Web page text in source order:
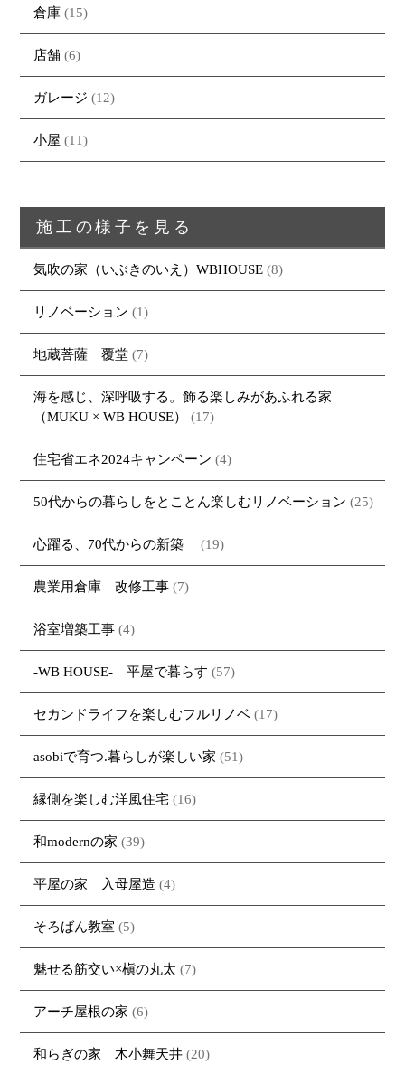
倉庫 (15)
店舗 (6)
ガレージ (12)
小屋 (11)
施工の様子を見る
気吹の家（いぶきのいえ）WBHOUSE (8)
リノベーション (1)
地蔵菩薩 覆堂 (7)
海を感じ、深呼吸する。飾る楽しみがあふれる家
（MUKU × WB HOUSE）
(17)
住宅省エネ2024キャンペーン (4)
50代からの暮らしをとことん楽しむリノベーション (25)
心躍る、70代からの新築 (19)
農業用倉庫 改修工事 (7)
浴室増築工事 (4)
-WB HOUSE- 平屋で暮らす (57)
セカンドライフを楽しむフルリノベ (17)
asobiで育つ.暮らしが楽しい家 (51)
縁側を楽しむ洋風住宅 (16)
和modernの家 (39)
平屋の家 入母屋造 (4)
そろばん教室 (5)
魅せる筋交い×槇の丸太 (7)
アーチ屋根の家 (6)
和らぎの家 木小舞天井 (20)
トップページ
ブログ
大工紹介
会社案内
採用情報
お問い合わせ
商品紹介
・MUKU
・MARUTA
ORDER
・REFORM
・MARUTAの家一覧
ORDERの家一覧
・REFORMの家一覧